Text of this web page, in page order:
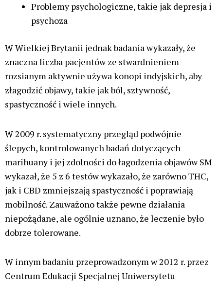
Problemy psychologiczne, takie jak depresja i
psychoza
W Wielkiej Brytanii jednak badania wykazały, że
znaczna liczba pacjentów ze stwardnieniem
rozsianym aktywnie używa konopi indyjskich, aby
złagodzić objawy, takie jak ból, sztywność,
spastyczność i wiele innych.
W 2009 r. systematyczny przegląd podwójnie
ślepych, kontrolowanych badań dotyczących
marihuany i jej zdolności do łagodzenia objawów SM
wykazał, że 5 z 6 testów wykazało, że zarówno THC,
jak i CBD zmniejszają spastyczność i poprawiają
mobilność. Zauważono także pewne działania
niepożądane, ale ogólnie uznano, że leczenie było
dobrze tolerowane.
W innym badaniu przeprowadzonym w 2012 r. przez
Centrum Edukacji Specjalnej Uniwersytetu